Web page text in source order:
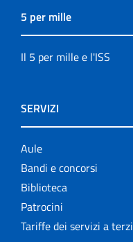
5 per mille
Il 5 per mille e l'ISS
SERVIZI
Aule
Bandi e concorsi
Biblioteca
Patrocini
Tariffe dei servizi a terzi